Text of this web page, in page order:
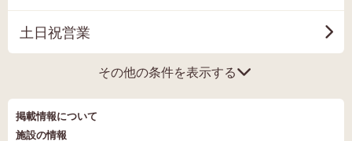
土日祝営業
その他の条件を表示する
掲載情報について
施設の情報